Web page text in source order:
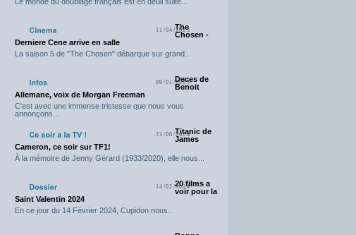
11/04/2025
The
Chosen -
Derniere Cene arrive en salle
La saison 5 de "The Chosen" débarque sur grand...
09/01/2025Deces de
Benoit
Allemane, voix de Morgan Freeman
C'est avec une immense tristesse que nous vous
annonçons...
23/06/2024Titanic de
James
Cameron, ce soir sur TF1!
À la mémoire de Jenny Gérard (1933/2020), elle nous...
14/02/202420 films a
voir pour la
Saint Valentin 2024
En ce jour du 14 Février 2024, Cupidon nous...